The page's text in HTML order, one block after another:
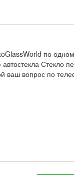
по
Стекло
ваш вопрос по